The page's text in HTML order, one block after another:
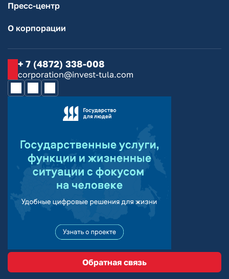
Пресс-центр
О корпорации
+ 7 (4872) 338-008
corporation@invest-tula.com
Обратная связь